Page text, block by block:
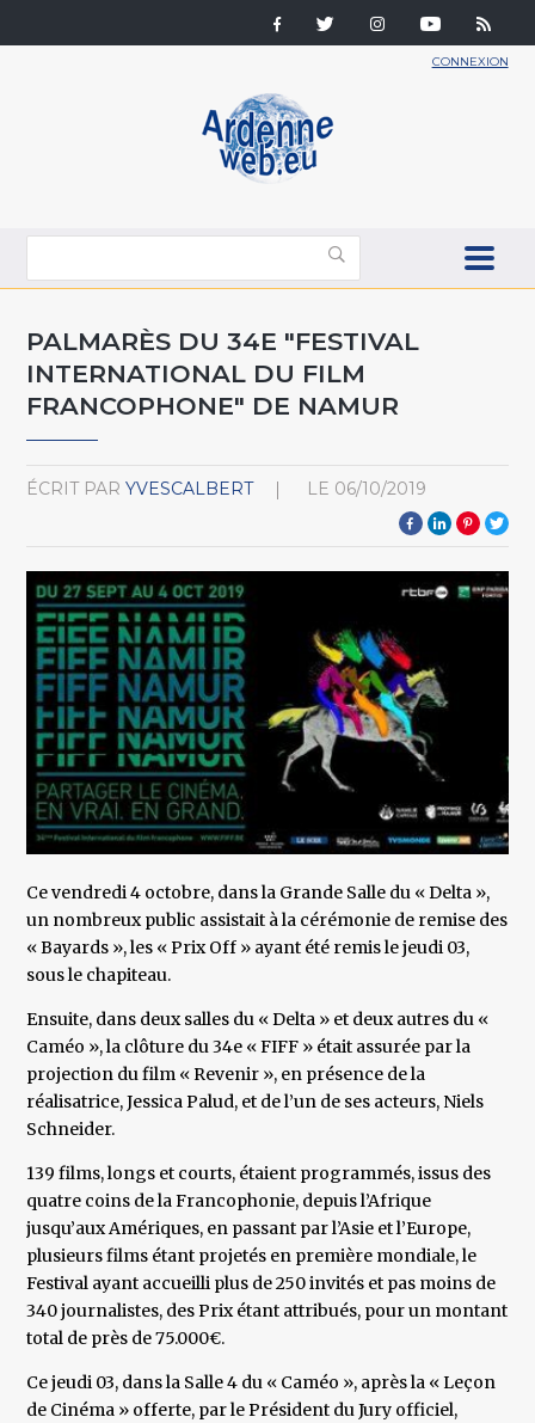
CONNEXION
PALMARÈS DU 34E "FESTIVAL
INTERNATIONAL DU FILM
FRANCOPHONE" DE NAMUR
ÉCRIT PAR YVESCALBERT LE 06/10/2019
Ce vendredi 4 octobre, dans la Grande Salle du « Delta »,
un nombreux public assistait à la cérémonie de remise des
« Bayards », les « Prix Off » ayant été remis le jeudi 03,
sous le chapiteau.
Ensuite, dans deux salles du « Delta » et deux autres du «
Caméo », la clôture du 34e « FIFF » était assurée par la
projection du film « Revenir », en présence de la
réalisatrice, Jessica Palud, et de l’un de ses acteurs, Niels
Schneider.
139 films, longs et courts, étaient programmés, issus des
quatre coins de la Francophonie, depuis l’Afrique
jusqu’aux Amériques, en passant par l’Asie et l’Europe,
plusieurs films étant projetés en première mondiale, le
Festival ayant accueilli plus de 250 invités et pas moins de
340 journalistes, des Prix étant attribués, pour un montant
total de près de 75.000€.
Ce jeudi 03, dans la Salle 4 du « Caméo », après la « Leçon
de Cinéma » offerte, par le Président du Jury officiel,